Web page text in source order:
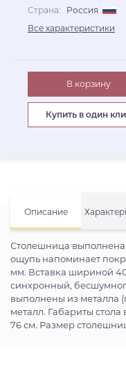
Описание
Столешница
ощупь напоминает
мм. Вставка шириной
синхронный,
выполнены из металла
металл. Габариты
76 см. Размер
Страна:
Россия
Все характеристики
В корзину
Купить в один